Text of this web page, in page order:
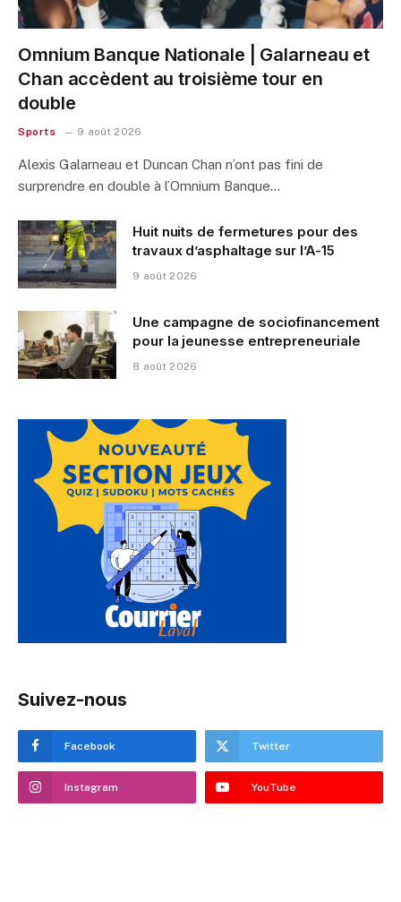
Omnium Banque Nationale | Galarneau et
Chan accèdent au troisième tour en
double
Sports 9 août 2026
Alexis Galarneau et Duncan Chan n’ont pas fini de
surprendre en double à l’Omnium Banque…
Huit nuits de fermetures pour des
travaux d’asphaltage sur l’A-15
9 août 2026
Une campagne de sociofinancement
pour la jeunesse entrepreneuriale
8 août 2026
Suivez-nous
Facebook Twitter
Instagram YouTube